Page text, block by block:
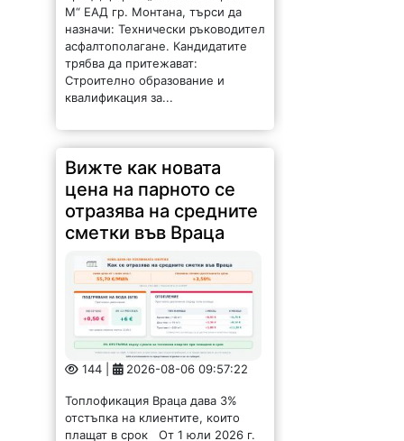
М“ ЕАД гр. Монтана, търси да
назначи: Технически ръководител
асфалтополагане. Кандидатите
трябва да притежават:
Строително образование и
квалификация за...
Вижте как новата
цена на парното се
отразява на средните
сметки във Враца
144 | 2026-08-06 09:57:22
Топлофикация Враца дава 3%
отстъпка на клиентите, които
плащат в срок От 1 юли 2026 г.